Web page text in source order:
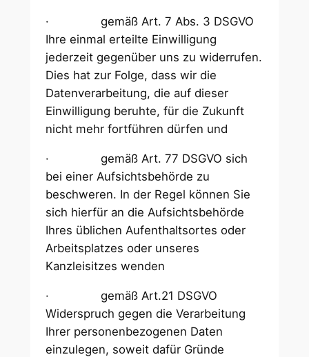
· gemäß Art. 7 Abs. 3 DSGVO
Ihre einmal erteilte Einwilligung
jederzeit gegenüber uns zu widerrufen.
Dies hat zur Folge, dass wir die
Datenverarbeitung, die auf dieser
Einwilligung beruhte, für die Zukunft
nicht mehr fortführen dürfen und
· gemäß Art. 77 DSGVO sich
bei einer Aufsichtsbehörde zu
beschweren. In der Regel können Sie
sich hierfür an die Aufsichtsbehörde
Ihres üblichen Aufenthaltsortes oder
Arbeitsplatzes oder unseres
Kanzleisitzes wenden
· gemäß Art.21 DSGVO
Widerspruch gegen die Verarbeitung
Ihrer personenbezogenen Daten
einzulegen, soweit dafür Gründe